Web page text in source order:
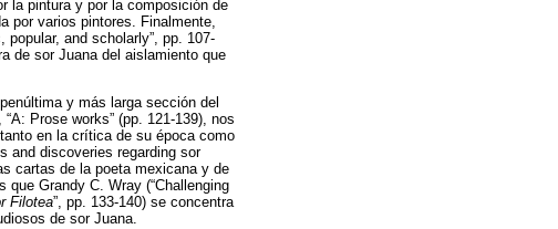
la pintura y por la composición de
por varios pintores. Finalmente,
and scholarly”, pp. 107-
de sor Juana del aislamiento que
y más larga sección del
Prose works” (pp. 121-139), nos
en la crítica de su época como
and discoveries regarding sor
cartas de la poeta mexicana y de
Grandy C. Wray (“Challenging
Filotea”, pp. 133-140) se concentra
de sor Juana.